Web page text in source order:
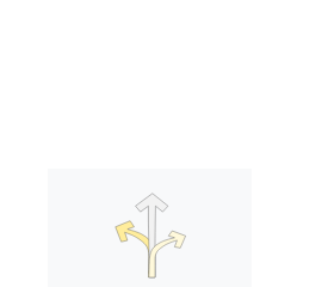
unique
. C'est
pourquoi BeGuest
façon de travailler, à